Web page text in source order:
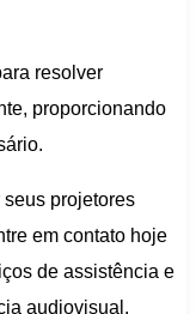
resolver
proporcionando
projetores
em contato hoje
de assistência e
audiovisual.